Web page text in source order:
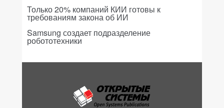
Только 20% компаний КИИ готовы к
требованиям закона об ИИ
Samsung создает подразделение
робототехники